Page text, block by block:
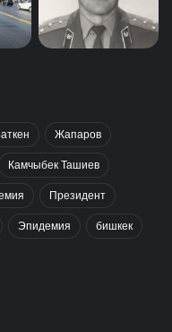
Жапаров
Камчыбек Ташиев
Президент
Эпидемия бишкек